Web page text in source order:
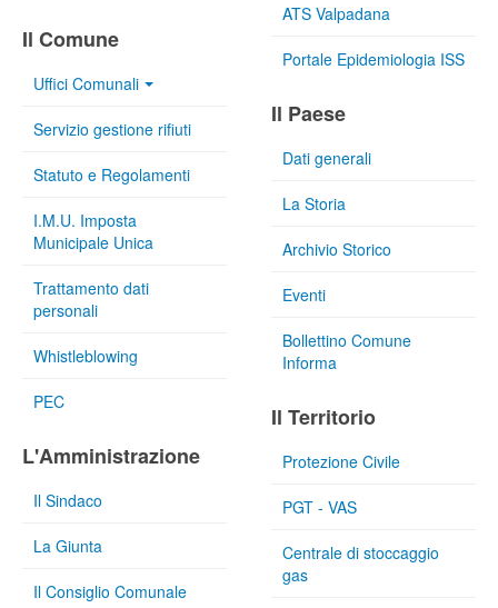
Il Comune
Uffici Comunali
Servizio gestione rifiuti
Statuto e Regolamenti
I.M.U. Imposta
Municipale Unica
Trattamento dati
personali
Whistleblowing
PEC
L'Amministrazione
Il Sindaco
La Giunta
Il Consiglio Comunale
ATS Valpadana
Portale Epidemiologia ISS
Il Paese
Dati generali
La Storia
Archivio Storico
Eventi
Bollettino Comune
Informa
Il Territorio
Protezione Civile
PGT - VAS
Centrale di stoccaggio
gas